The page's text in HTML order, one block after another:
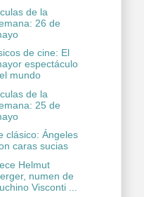
de la
26 de
de cine: El
espectáculo
mundo
de la
25 de
clásico: Ángeles
caras sucias
Helmut
numen de
Visconti ...